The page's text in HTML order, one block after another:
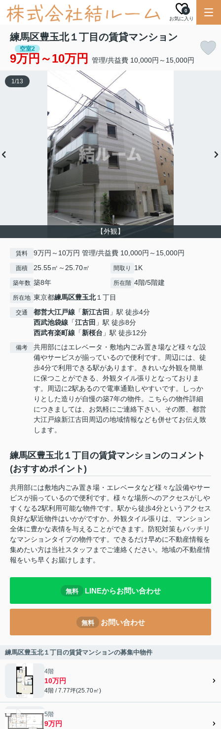
お気に入り
0
練馬区豊玉北１丁目の賃貸マンション
空室2
9万円～10万円 管理/共益費 10,000円～15,000円
【外観】
1/13
賃料 9万円～10万円 管理/共益費 10,000円～15,000円
面積 25.55㎡～25.70㎡ 間取り 1K
築年数 築8年 所在階 4階/5階建
所在地 東京都練馬区豊玉北１丁目
交通 都営大江戸線 「新江古田 」駅 徒歩4分
西武池袋線 「江古田 」駅 徒歩8分
西武有楽町線 「新桜台 」駅 徒歩12分
備考
共用部にはエレベータ・敷地内ごみ置き場など様々な設
備やサービスが揃っているので便利です。周辺には、徒
歩4分で利用できる駅があります。きれいな外観を簡単
に保つことができる、外観タイル張りとなっておりま
す。周辺に2駅あるので電車通勤しやすいです。しっか
りとした造りが自慢の築7年の物件。こちらの物件詳細
につきましては、お気軽にご連絡下さい。その際、都営
大江戸線新江古田周辺の地域情報なども併せてお伝え致
します。
練馬区豊玉北１丁目の賃貸マンションのコメント
(おすすめポイント)
共用部には敷地内ごみ置き場・エレベータなど様々な設備やサー
ビスが揃っているので便利です。様々な場所へのアクセスがしや
すくなる2駅利用可能な物件です。駅から徒歩4分というアクセス
良好な駅近物件はいかがですか。外観タイル張りは、マンション
全体に豊かな表情を与えることができます。防犯対策もバッチリ
なマンションタイプの物件です。できるだけ早めに不動産情報を
集めたい方は当社スタッフまでご連絡ください。地域の不動産情
報をいち早くお届けします。
無料 LINEからお問い合わせ
無料 お問い合わせ
練馬区豊玉北１丁目の賃貸マンションの募集中物件
4階
10万円
4階 / 7.77坪(25.70㎡)
5階
9万円